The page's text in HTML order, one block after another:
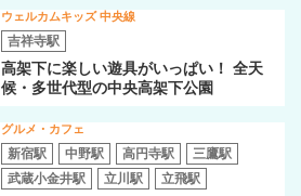
ウェルカムキッズ 中央線
吉祥寺駅
高架下に楽しい遊具がいっぱい！ 全天
候・多世代型の中央高架下公園
グルメ・カフェ
新宿駅 中野駅 高円寺駅
三鷹駅
武蔵小金井駅
立川駅 立飛駅